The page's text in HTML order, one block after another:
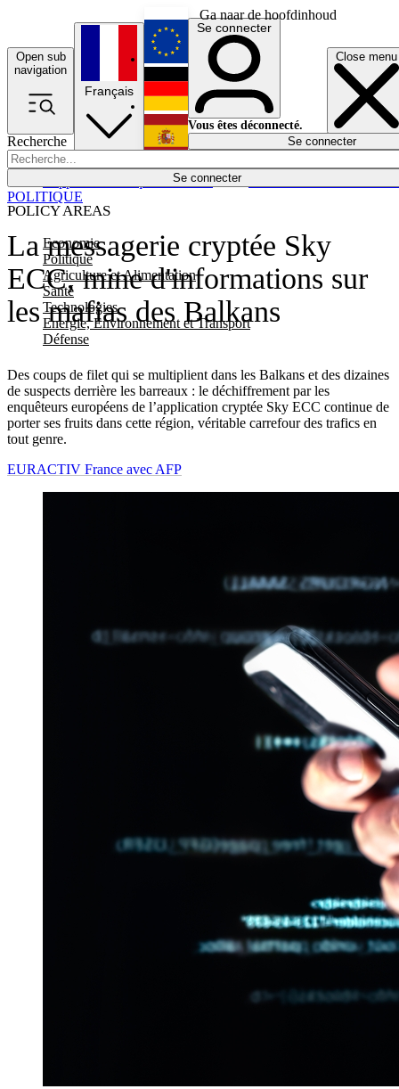
Ga naar de hoofdinhoud
Open sub
navigation
Close menu
Recherche
Se connecter
POLICY AREAS
Economie
Politique
Agriculture et Alimentation
Santé
Technologies
Energie, Environnement et Transport
Défense
Économie
Français
English
Deutsch
Español
Se connecter
Vous êtes déconnecté.
Se connecter
La messagerie cryptée Sky
ECC, mine d'informations sur
les mafias des Balkans
Des coups de filet qui se multiplient dans les Balkans et des dizaines
de suspects derrière les barreaux : le déchiffrement par les
enquêteurs européens de l’application cryptée Sky ECC continue de
porter ses fruits dans cette région, véritable carrefour des trafics en
tout genre.
POLITIQUE
EURACTIV France avec AFP